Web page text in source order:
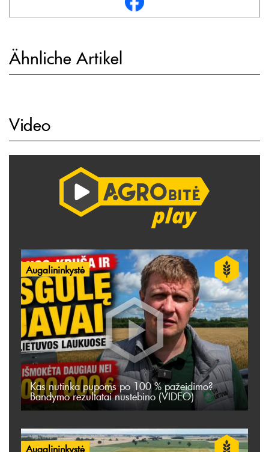
Ähnliche Artikel
Video
Augalininkystė
Kas nutinka pupoms po 100 % pažeidimo?
Bandymo rezultatai nustebino (VIDEO)
Augalininkystė